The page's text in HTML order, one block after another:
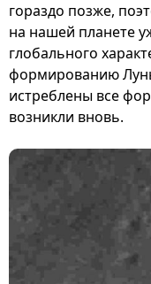
гораздо позже,
на нашей планете
глобального
формированию
истреблены все
возникли вновь.